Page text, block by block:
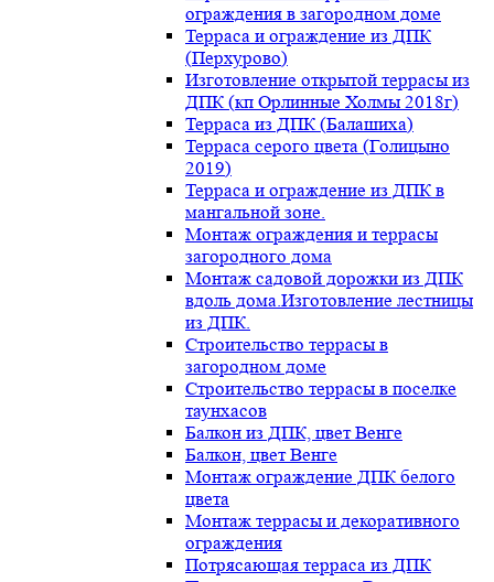
ограждения в загородном доме
Терраса и ограждение из ДПК
(Перхурово)
Изготовление открытой террасы из
ДПК (кп Орлинные Холмы 2018г)
Терраса из ДПК (Балашиха)
Терраса серого цвета (Голицыно
2019)
Терраса и ограждение из ДПК в
мангальной зоне.
Монтаж ограждения и террасы
загородного дома
Монтаж садовой дорожки из ДПК
вдоль дома.Изготовление лестницы
из ДПК.
Строительство террасы в
загородном доме
Строительство террасы в поселке
таунхасов
Балкон из ДПК, цвет Венге
Балкон, цвет Венге
Монтаж ограждение ДПК белого
цвета
Монтаж террасы и декоративного
ограждения
Потрясающая терраса из ДПК